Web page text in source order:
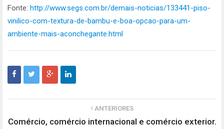
Fonte: http://www.segs.com.br/demais-noticias/133441-piso-
vinilico-com-textura-de-bambu-e-boa-opcao-para-um-
ambiente-mais-aconchegante.html
ANTERIORES
Comércio, comércio internacional e comércio exterior.